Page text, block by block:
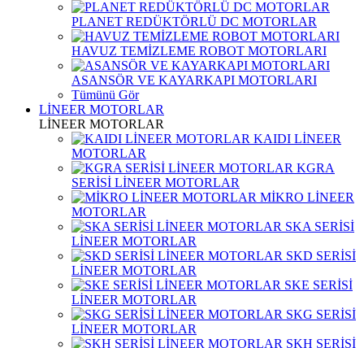
PLANET REDÜKTÖRLÜ DC MOTORLAR
HAVUZ TEMİZLEME ROBOT MOTORLARI
ASANSÖR VE KAYARKAPI MOTORLARI
Tümünü Gör
LİNEER MOTORLAR
LİNEER MOTORLAR
KAIDI LİNEER
MOTORLAR
KGRA
SERİSİ LİNEER MOTORLAR
MİKRO LİNEER
MOTORLAR
SKA SERİSİ
LİNEER MOTORLAR
SKD SERİSİ
LİNEER MOTORLAR
SKE SERİSİ
LİNEER MOTORLAR
SKG SERİSİ
LİNEER MOTORLAR
SKH SERİSİ